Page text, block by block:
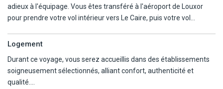
adieux à l'équipage. Vous êtes transféré à l'aéroport de Louxor
pour prendre votre vol intérieur vers Le Caire, puis votre vol
d'émotions profondes.
Logement
Durant ce voyage, vous serez accueillis dans des établissements
soigneusement sélectionnés, alliant confort, authenticité et
qualité.